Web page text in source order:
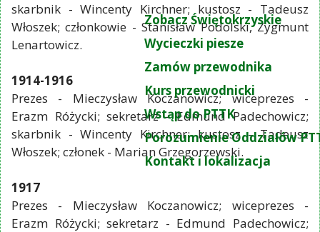
Zobacz Świętokrzyskie
Wycieczki piesze
Zamów przewodnika
Kurs przewodnicki
Wstąp do PTTK
Porozumienie Oddziałów
Kontakt i lokalizacja
skarbnik - Wincenty Kirchner; kustosz - Tadeusz
Włoszek; członkowie - Stanisław Podolski, Zygmunt
Lenartowicz.
1914-1916
Prezes - Mieczysław Koczanowicz; wiceprezes -
Erazm Różycki; sekretarz - Edmund Padechowicz;
skarbnik - Wincenty Kirchner; kustosz - Tadeusz
Włoszek; członek - Marian Grzegorzewski.
1917
Prezes - Mieczysław Koczanowicz; wiceprezes -
Erazm Różycki; sekretarz - Edmund Padechowicz;